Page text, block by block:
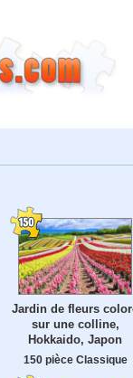
Jardin de fleurs
sur une colline,
Hokkaido, Japon
150 pièce Classique